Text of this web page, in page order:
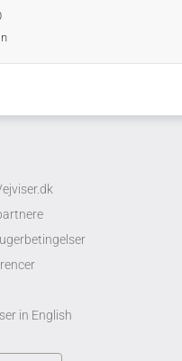
in English